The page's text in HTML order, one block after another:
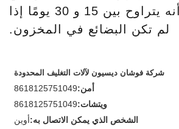
المخزون. أو أنه يتراوح بين 15 و 30 يومًا إذا
لم تكن البضائع في المخزون.
شركة فوشان ديسيون لآلات التغليف المحدودة
أمن:8618125751049
ويتشات:8618125751049
الشخص الذي يمكن الاتصال به:أوين